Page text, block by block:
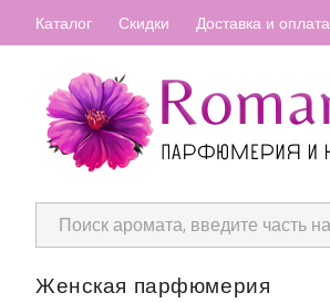
Каталог Скидки Доставка и оплата
Женская парфюмерия